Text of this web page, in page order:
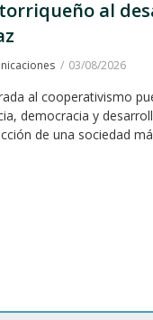
al
03/08/2026
al cooperativismo
democracia y
de una sociedad